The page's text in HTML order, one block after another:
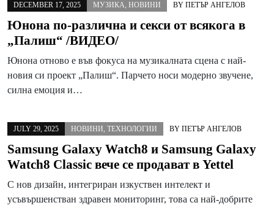
DECEMBER 17, 2025 МУЗИКА, НОВИНИ BY ПЕТЪР АНГЕЛОВ
Юнона по-различна и секси от всякога в
„Палиш“ /ВИДЕО/
Юнона отново е във фокуса на музикалната сцена с най-
новия си проект „Палиш“. Парчето носи модерно звучене,
силна емоция и…
JULY 29, 2025 НОВИНИ, ТЕХНОЛОГИИ BY ПЕТЪР АНГЕЛОВ
Samsung Galaxy Watch8 и Samsung Galaxy
Watch8 Classic вече се продават в Yettel
С нов дизайн, интегриран изкуствен интелект и
усъвършенстван здравен мониторинг, това са най-добрите